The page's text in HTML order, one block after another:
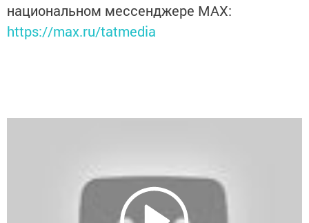
национальном мессенджере MАХ:
https://max.ru/tatmedia